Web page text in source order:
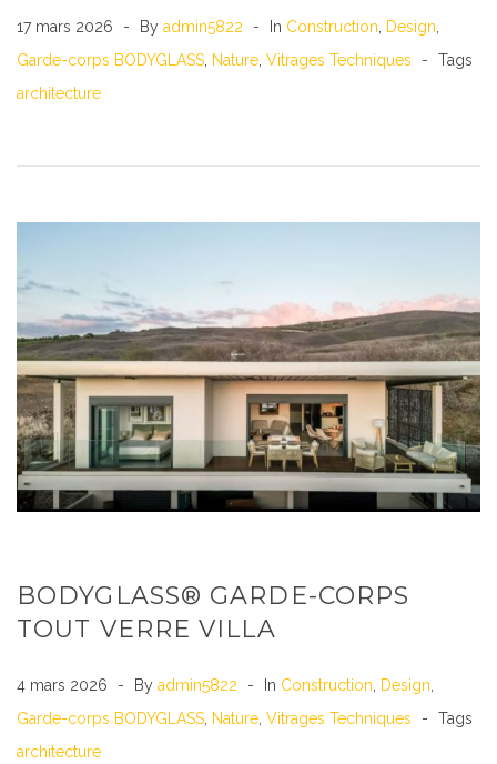
17 mars 2026 By admin5822 In Construction, Design,
Garde-corps BODYGLASS, Nature, Vitrages Techniques
Tags
architecture
BODYGLASS® GARDE-CORPS
TOUT VERRE VILLA
4 mars 2026 By admin5822 In Construction Design
Garde-corps BODYGLASS Nature Vitrages Techniques
Tags
architecture